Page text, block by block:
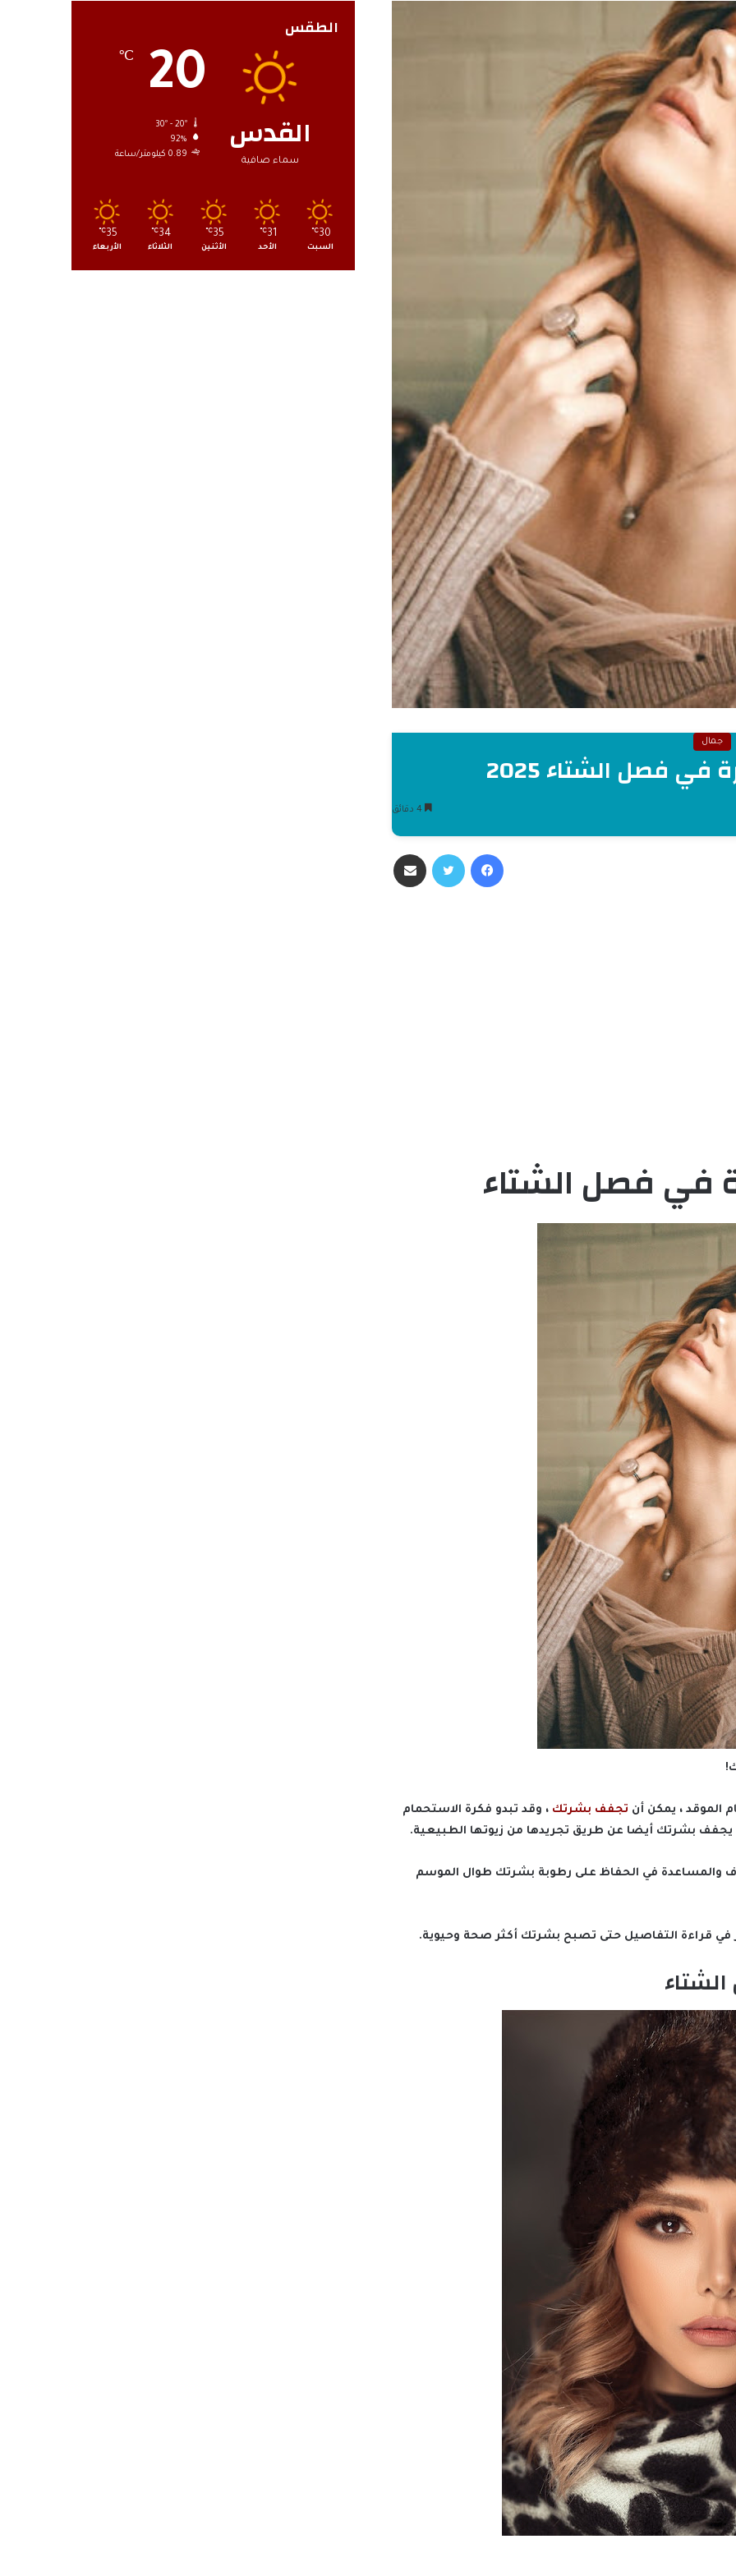
جمال
في فصل الشتاء 2025
فيسبوك تويتر
في فصل الشتاء
الموقد ، يمكن أن تجفف بشرتك ، وقد تبدو فكرة الاستحمام
يجفف بشرتك أيضا عن طريق تجريدها من زيوتها الطبيعية.
والمساعدة في الحفاظ على رطوبة بشرتك طوال الموسم
الطقس
القدس
سماء صافية
20
℃
30º - 20º
92%
0.89 كيلومتر/ساعة
30
℃
السبت
31
℃
الأحد
35
℃
الأثنين
34
℃
الثلاثاء
35
℃
الأربعاء